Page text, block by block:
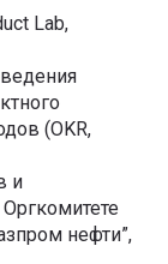
Lab,
(OKR,
и
нефти”,